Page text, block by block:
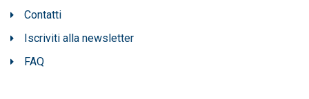
Contatti
Iscriviti alla newsletter
FAQ